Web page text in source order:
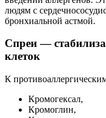
людям с
бронхиальной астмой.
Спреи —
клеток
К
Кромогексал,
Кромоглин,